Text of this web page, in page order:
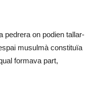
pedrera on podien tallar-
musulmà constituïa
formava part,